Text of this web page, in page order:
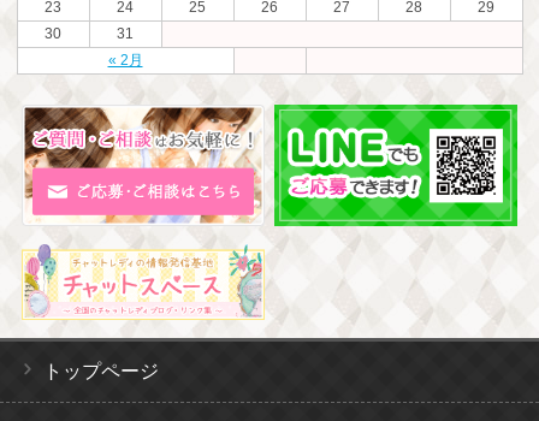
« 2月
23
24 25 26 27 28
29
30
31
トップページ